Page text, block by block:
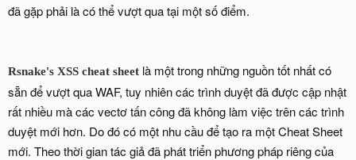
đã gặp phải là có thể vượt qua tại một số điểm.
Rsnake's XSS cheat sheet là một trong những nguồn tốt nhất có
sẵn để vượt qua WAF, tuy nhiên các trình duyệt đã được cập nhật
rất nhiều mà các vectơ tấn công đã không làm việc trên các trình
duyệt mới hơn. Do đó có một nhu cầu để tạo ra một Cheat Sheet
mới. Theo thời gian tác giả đã phát triển phương pháp riêng của